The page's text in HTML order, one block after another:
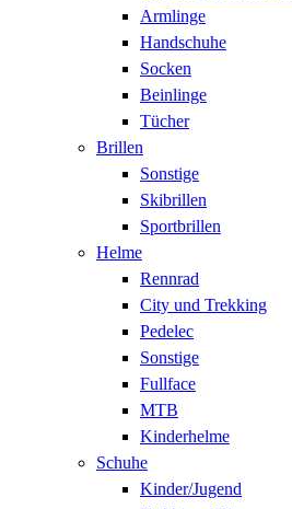
Armlinge
Handschuhe
Socken
Beinlinge
Tücher
Brillen
Sonstige
Skibrillen
Sportbrillen
Helme
Rennrad
City und Trekking
Pedelec
Sonstige
Fullface
MTB
Kinderhelme
Schuhe
Kinder/Jugend